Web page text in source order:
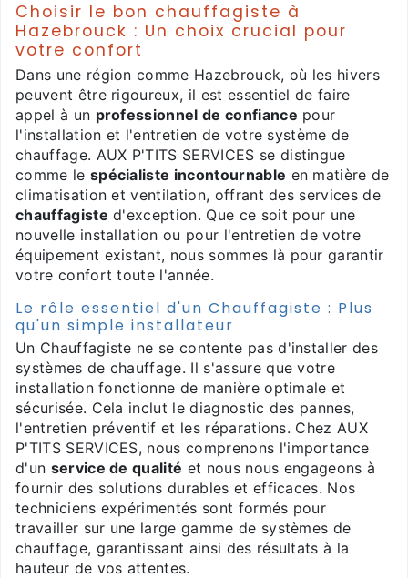
Choisir le bon chauffagiste à
Hazebrouck : Un choix crucial pour
votre confort
Dans une région comme Hazebrouck, où les hivers
peuvent être rigoureux, il est essentiel de faire
appel à un professionnel de confiance pour
l'installation et l'entretien de votre système de
chauffage. AUX P'TITS SERVICES se distingue
comme le spécialiste incontournable en matière de
climatisation et ventilation, offrant des services de
chauffagiste d'exception. Que ce soit pour une
nouvelle installation ou pour l'entretien de votre
équipement existant, nous sommes là pour garantir
votre confort toute l'année.
Le rôle essentiel d'un Chauffagiste : Plus
qu'un simple installateur
Un Chauffagiste ne se contente pas d'installer des
systèmes de chauffage. Il s'assure que votre
installation fonctionne de manière optimale et
sécurisée. Cela inclut le diagnostic des pannes,
l'entretien préventif et les réparations. Chez AUX
P'TITS SERVICES, nous comprenons l'importance
d'un service de qualité et nous nous engageons à
fournir des solutions durables et efficaces. Nos
techniciens expérimentés sont formés pour
travailler sur une large gamme de systèmes de
chauffage, garantissant ainsi des résultats à la
hauteur de vos attentes.